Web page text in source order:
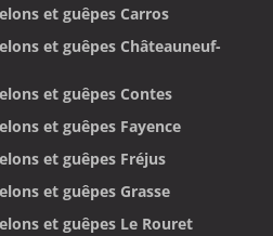
et guêpes Carros
et guêpes Châteauneuf-
et guêpes Contes
et guêpes Fayence
et guêpes Fréjus
et guêpes Grasse
et guêpes Le Rouret